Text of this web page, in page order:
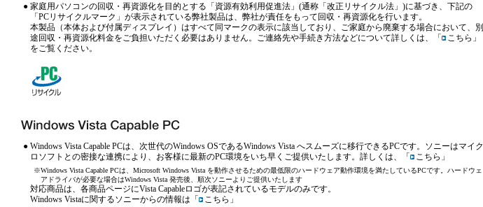
● 家庭用パソコンの回収・再資源化を目的とする「資源有効利用促進法」(通称「改正リサイクル法」)に基づき、下記の
「PCリサイクルマーク」が表示されている弊社製品は、弊社が責任をもって回収・再資源化を行います。
本製品（本体および付属ディスプレイ）はすべて同マークの表示に該当しており、ご家庭から廃棄する場合において、別
途回収・再資源化料金をご負担いただく必要はありません。ご連絡先や手続き方法などについて詳しくは、「
こちら 」
をご覧ください。
● Windows Vista Capable PCは、次世代のWindows OSであるWindows Vista へスムーズに移行できるPCです。ソニーはマイク
ロソフトとの密接な連携により、お客様に最新のPC環境をいち早くご提供いたします。詳しくは、「
こちら 」
※Windows Vista Capable PCは、Microsoft Windows Vista を動作させるための最低限のハードウェア動作環境を満たしているPCです。ハードウェ
アドライバが必要な場合はWindows Vista 発売後、順次ソニーよりご提供いたします
対応商品は、各商品ページにVista Capableロゴが表記されているモデルのみです。
Windows Vistaに関するソニーからの情報は「
こちら 」